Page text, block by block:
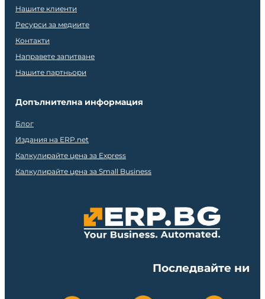
Нашите клиенти
Ресурси за медиите
Контакти
Направете запитване
Нашите партньори
Допълнителна информация
Блог
Издания на ERP.net
Калкулирайте цена за Express
Калкулирайте цена за Small Business
Последвайте ни